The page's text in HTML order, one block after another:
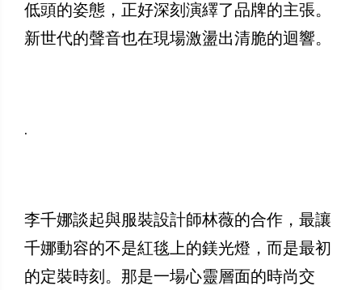
低頭的姿態，正好深刻演繹了品牌的主張。
新世代的聲音也在現場激盪出清脆的迴響。
.
李千娜談起與服裝設計師林薇的合作，最讓
千娜動容的不是紅毯上的鎂光燈，而是最初
的定裝時刻。那是一場心靈層面的時尚交